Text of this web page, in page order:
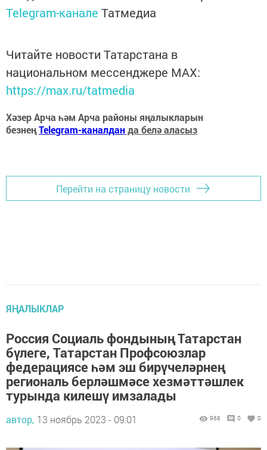
Telegram-канале Татмедиа
Читайте новости Татарстана в
национальном мессенджере MАХ:
https://max.ru/tatmedia
Хәзер Арча һәм Арча районы яңалыкларын
безнеңTelegram-каналданда белә аласыз
Перейти на страницу новости
ЯҢАЛЫКЛАР
Россия Социаль фондының Татарстан
бүлеге, Татарстан Профсоюзлар
федерациясе һәм эш бирүчеләрнең
региональ берләшмәсе хезмәттәшлек
турында килешү имзалады
автор, 13 ноябрь 2023 - 09:01 968 0 0